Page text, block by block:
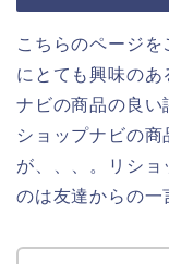
こちらのページ
にとても興味の
ナビの商品の良い
ショップナビの
が、、、。リショ
のは友達からの一